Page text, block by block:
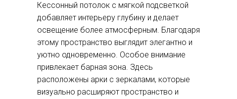
Кессонный потолок с мягкой подсветкой
добавляет интерьеру глубину и делает
освещение более атмосферным. Благодаря
этому пространство выглядит элегантно и
уютно одновременно. Особое внимание
привлекает барная зона. Здесь
расположены арки с зеркалами, которые
визуально расширяют пространство и